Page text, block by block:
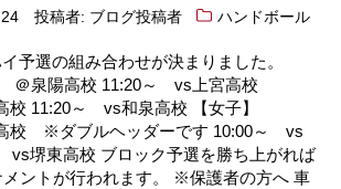
投稿者: ブログ投稿者 ハンドボール
予選の組み合わせが決まりました。
) ＠泉陽高校 11:20～ vs上宮高校
11:20～ vs和泉高校 【女子】
校 ※ダブルヘッダーです 10:00～ vs
堺東高校 ブロック予選を勝ち上がれば
メントが行われます。 ※保護者の方へ 車